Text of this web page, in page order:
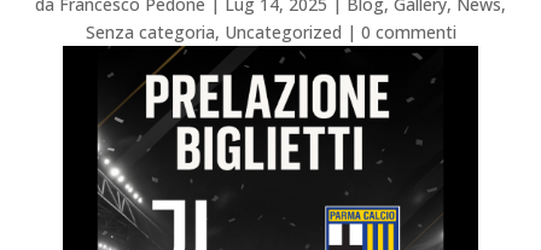
Senza categoria, Uncategorized | 0 commenti